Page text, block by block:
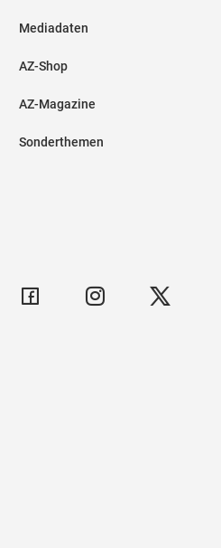
Mediadaten
AZ-Shop
AZ-Magazine
Sonderthemen